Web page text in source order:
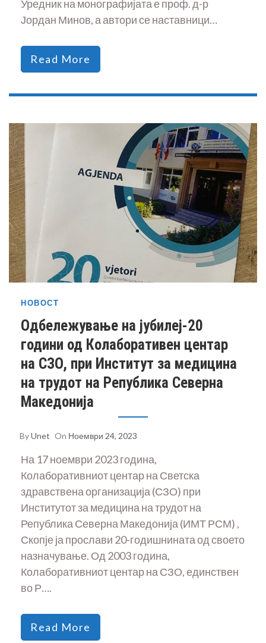
Уредник на монографијата е проф. д-р
Јордан Минов, а автори се наставници…
Read More
НОВОСТ
Одбележување на јубилеј-20
години од Колаборативен центар
на СЗО, при Институт за медицина
на трудот на Република Северна
Македонија
ByUnet On Ноември 24, 2023
На 17 ноември 2023 година,
Колаборативниот центар на Светска
здравствена организација (СЗО) при
Институтот за медицина на трудот на
Република Северна Македонија (ИМТ РСМ) ,
Скопје ја прослави 20-годишнината од своето
назначување. Од 2003 година,
Колаборативниот центар на СЗО, единствен
во Р….
Read More